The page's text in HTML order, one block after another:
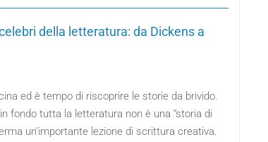
della letteratura: da Dickens a
ed è tempo di riscoprire le storie da brivido.
fondo tutta la letteratura non è una “storia di
un’importante lezione di scrittura creativa.